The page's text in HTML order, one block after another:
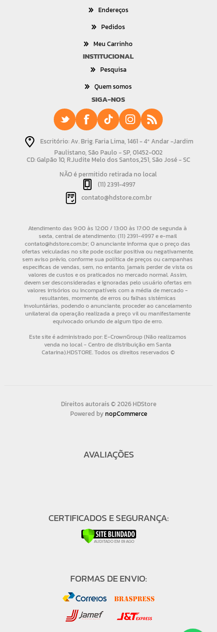
Endereços
Pedidos
Meu Carrinho
INSTITUCIONAL
Pesquisa
Quem somos
SIGA-NOS
Escritório: Av. Brig. Faria Lima, 1461 - 4º Andar -Jardim
Paulistano, São Paulo - SP, 01452-002
CD: Galpão 10, R.Judite Melo dos Santos,251, São José - SC
NÃO é permitido retirada no local
(11) 2391-4997
contato@hdstore.com.br
Direitos autorais © 2026 HDStore
Powered bynopCommerce
AVALIAÇÕES
CERTIFICADOS E SEGURANÇA:
FORMAS DE ENVIO: